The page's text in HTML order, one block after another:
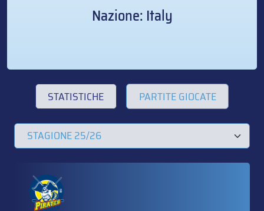
Nazione: Italy
STATISTICHE PARTITE GIOCATE